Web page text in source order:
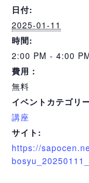
日付:
2025-01-11
時間:
2:00 PM - 4:00
費用：
無料
イベントカテゴリ
講座
サイト:
https://